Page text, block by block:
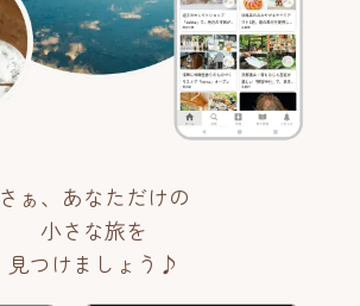
さぁ、あなただけの
小さな旅を
見つけましょう♪